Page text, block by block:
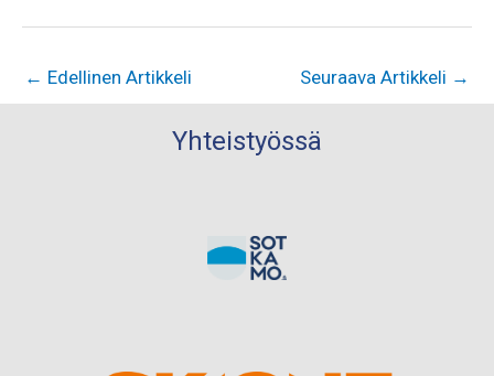
← Edellinen Artikkeli Seuraava Artikkeli →
Yhteistyössä